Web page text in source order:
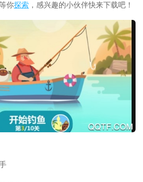
你探索 ，感兴趣的小伙伴快来下载吧！